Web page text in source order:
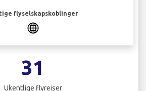
flyselskapskoblinger
31
Ukentlige flyreiser